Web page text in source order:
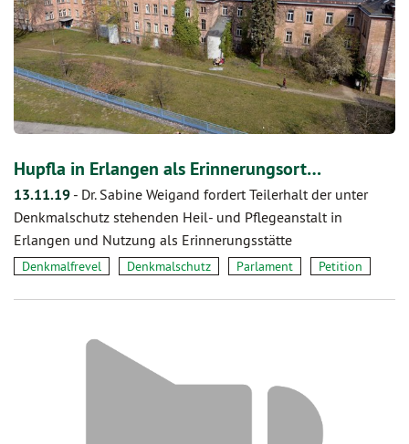
Hupfla in Erlangen als Erinnerungsort…
13.11.19 - Dr. Sabine Weigand fordert Teilerhalt der unter
Denkmalschutz stehenden Heil- und Pflegeanstalt in
Erlangen und Nutzung als Erinnerungsstätte
Denkmalfrevel Denkmalschutz Parlament Petition